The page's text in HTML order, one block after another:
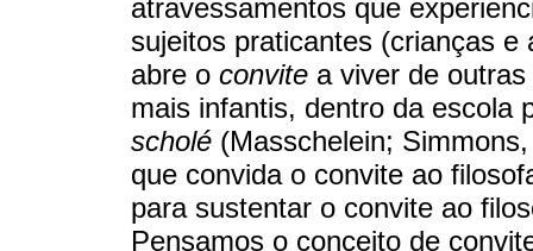
atravessamentos que
sujeitos praticantes (crianças
abre o convite a viver de
mais infantis, dentro da escola
scholé (Masschelein;
que convida o convite ao
para sustentar o convite ao
Pensamos o conceito de